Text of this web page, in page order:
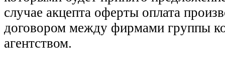
случае акцепта оферты оплата
договором между фирмами группы
агентством.